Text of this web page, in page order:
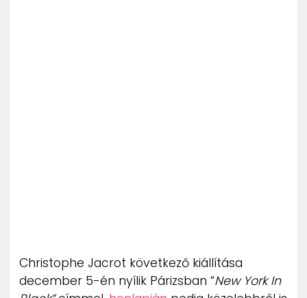
Christophe Jacrot következő kiállítása
december 5-én nyílik Párizsban “New York In